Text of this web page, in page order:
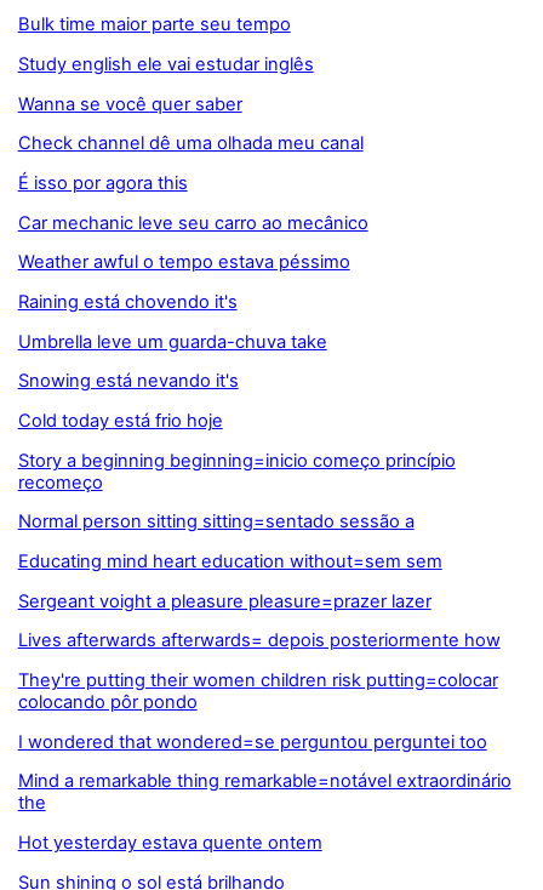
Bulk time maior parte seu tempo
Study english ele vai estudar inglês
Wanna se você quer saber
Check channel dê uma olhada meu canal
É isso por agora this
Car mechanic leve seu carro ao mecânico
Weather awful o tempo estava péssimo
Raining está chovendo it's
Umbrella leve um guarda-chuva take
Snowing está nevando it's
Cold today está frio hoje
Story a beginning beginning=inicio começo princípio
recomeço
Normal person sitting sitting=sentado sessão a
Educating mind heart education without=sem sem
Sergeant voight a pleasure pleasure=prazer lazer
Lives afterwards afterwards= depois posteriormente how
They're putting their women children risk putting=colocar
colocando pôr pondo
I wondered that wondered=se perguntou perguntei too
Mind a remarkable thing remarkable=notável extraordinário
the
Hot yesterday estava quente ontem
Sun shining o sol está brilhando